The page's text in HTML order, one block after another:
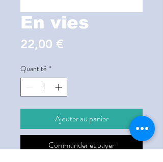
En vies
22,00 €
Quantité *
Ajouter au panier
Commander et payer